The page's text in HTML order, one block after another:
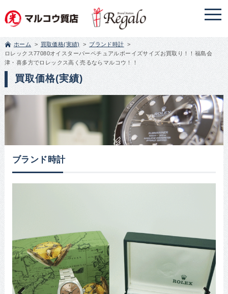
ホーム 買取価格(実績)
ブランド時計
ロレックス77080オイスターパーペチュアルボーイズサイズお買取り！！福島会
津・喜多方でロレックス高く売るならマルコウ！！
買取価格(実績)
ブランド時計